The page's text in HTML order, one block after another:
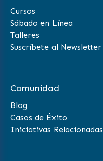
Cursos
Sábado en Línea
Talleres
Suscríbete al Newsletter
Comunidad
Blog
Casos de Éxito
Iniciativas Relacionadas